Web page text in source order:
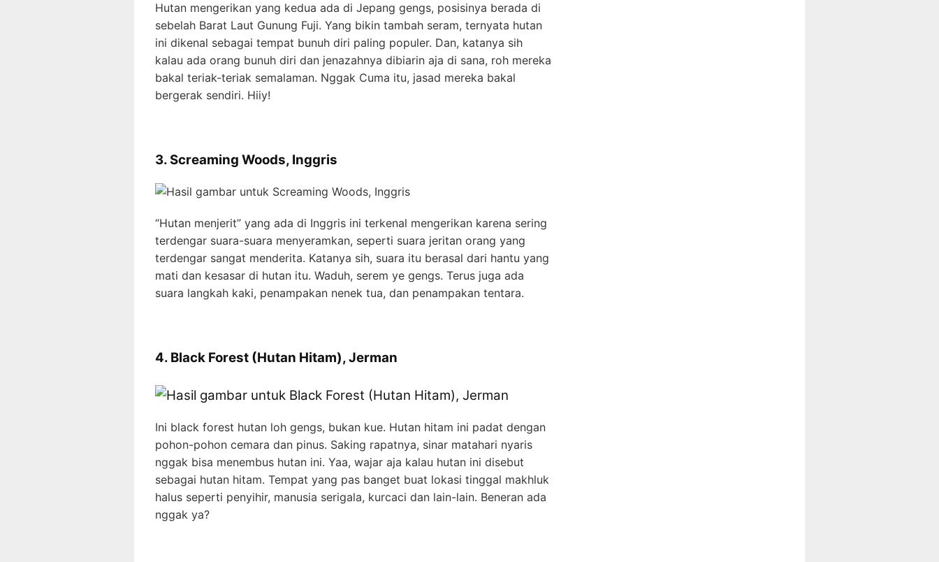
Hutan mengerikan yang kedua ada di Jepang gengs, posisinya berada di
sebelah Barat Laut Gunung Fuji. Yang bikin tambah seram, ternyata hutan
ini dikenal sebagai tempat bunuh diri paling populer. Dan, katanya sih
kalau ada orang bunuh diri dan jenazahnya dibiarin aja di sana, roh mereka
bakal teriak-teriak semalaman. Nggak Cuma itu, jasad mereka bakal
bergerak sendiri. Hiiy!
3. Screaming Woods, Inggris
“Hutan menjerit” yang ada di Inggris ini terkenal mengerikan karena sering
terdengar suara-suara menyeramkan, seperti suara jeritan orang yang
terdengar sangat menderita. Katanya sih, suara itu berasal dari hantu yang
mati dan kesasar di hutan itu. Waduh, serem ye gengs. Terus juga ada
suara langkah kaki, penampakan nenek tua, dan penampakan tentara.
4. Black Forest (Hutan Hitam), Jerman
Ini black forest hutan loh gengs, bukan kue. Hutan hitam ini padat dengan
pohon-pohon cemara dan pinus. Saking rapatnya, sinar matahari nyaris
nggak bisa menembus hutan ini. Yaa, wajar aja kalau hutan ini disebut
sebagai hutan hitam. Tempat yang pas banget buat lokasi tinggal makhluk
halus seperti penyihir, manusia serigala, kurcaci dan lain-lain. Beneran ada
nggak ya?